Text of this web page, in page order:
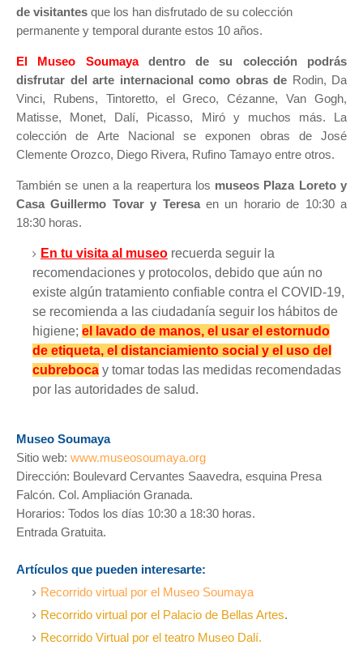
de visitantes que los han disfrutado de su colección
permanente y temporal durante estos 10 años.
El Museo Soumaya dentro de su colección podrás
disfrutar del arte internacional como obras de Rodin, Da
Vinci, Rubens, Tintoretto, el Greco, Cézanne, Van Gogh,
Matisse, Monet, Dalí, Picasso, Miró y muchos más. La
colección de Arte Nacional se exponen obras de José
Clemente Orozco, Diego Rivera, Rufino Tamayo entre otros.
También se unen a la reapertura los museos Plaza Loreto y
Casa Guillermo Tovar y Teresaen un horario de 10:30 a
18:30 horas.
En tu visita al museo recuerda seguir la
recomendaciones y protocolos, debido que aún no
existe algún tratamiento confiable contra el COVID-19,
se recomienda a las ciudadanía seguir los hábitos de
higiene; el lavado de manos, el usar el estornudo
de etiqueta, el distanciamiento social y el uso del
cubreboca y tomar todas las medidas recomendadas
por las autoridades de salud.
Museo Soumaya
Sitio web: www.museosoumaya.org
Dirección: Boulevard Cervantes Saavedra, esquina Presa
Falcón. Col. Ampliación Granada.
Horarios: Todos los días 10:30 a 18:30 horas.
Entrada Gratuita.
Artículos que pueden interesarte:
Recorrido virtual por el Museo Soumaya
Recorrido virtual por el Palacio de Bellas Artes.
Recorrido Virtual por el teatro Museo Dalí.